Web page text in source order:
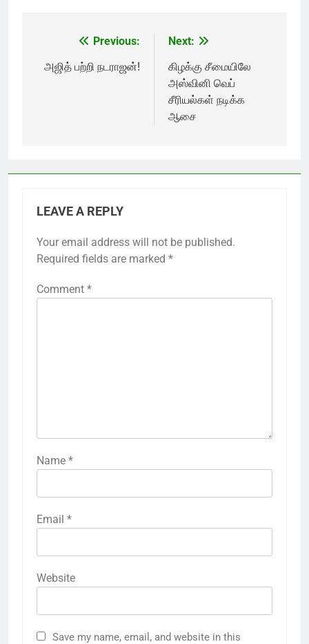
navigation
Previous:
அஜித் பற்றி நடராஜன்!
Next:
கிழக்கு சீமையிலே
அஸ்வினி வெப்
சீரியல்கள் நடிக்க
ஆசை
LEAVE A REPLY
Your email address will not be published.
Required fields are marked *
Comment *
Name *
Email *
Website
Save my name, email, and website in this